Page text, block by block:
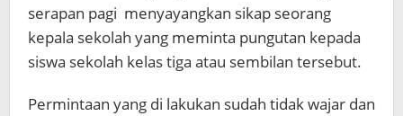
serapan pagi menyayangkan sikap seorang
kepala sekolah yang meminta pungutan kepada
siswa sekolah kelas tiga atau sembilan tersebut.
Permintaan yang di lakukan sudah tidak wajar dan